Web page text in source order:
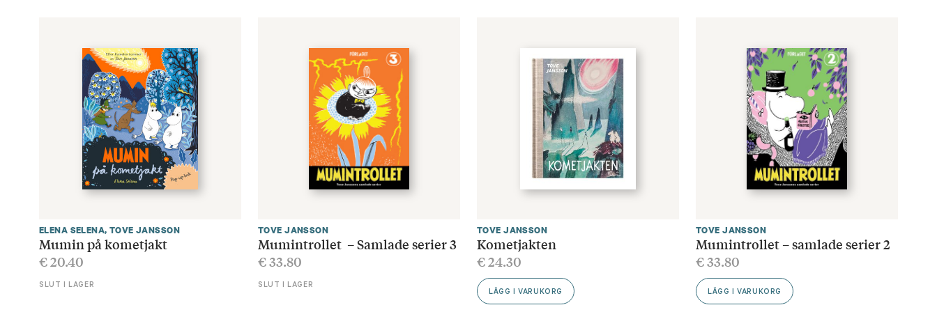
ELENA SELENA, TOVE JANSSON
Mumin på kometjakt
€20.40
SLUT I LAGER
TOVE JANSSON
Mumintrollet – Samlade serier 3
€33.80
SLUT I LAGER
TOVE JANSSON
Kometjakten
€24.30
LÄGG I VARUKORG
TOVE JANSSON
Mumintrollet – samlade serier 2
€33.80
LÄGG I VARUKORG